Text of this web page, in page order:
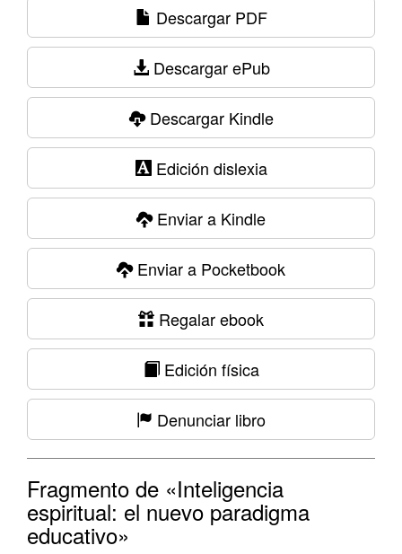
Descargar PDF
Descargar ePub
Descargar Kindle
Edición dislexia
Enviar a Kindle
Enviar a Pocketbook
Regalar ebook
Edición física
Denunciar libro
Fragmento de «Inteligencia
espiritual: el nuevo paradigma
educativo»